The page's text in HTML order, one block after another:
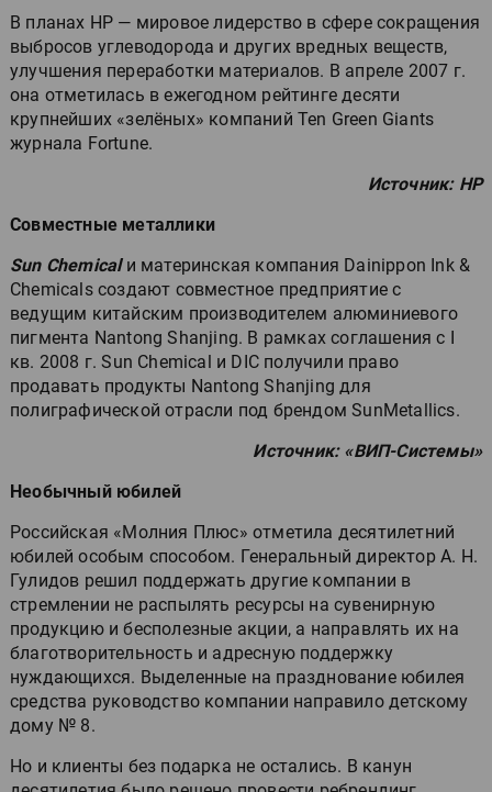
В планах HP — мировое лидерство в сфере сокращения
выбросов углеводорода и других вредных веществ,
улучшения переработки материалов. В апреле 2007 г.
она отметилась в ежегодном рейтинге десяти
крупнейших «зелёных» компаний Ten Green Giants
журнала Fortune.
Источник: HP
Совместные металлики
Sun Chemicalи материнская компания Dainippon Ink &
Chemicals создают совместное предприятие с
ведущим китайским производителем алюминиевого
пигмента Nantong Shanjing. В рамках соглашения с I
кв. 2008 г. Sun Chemical и DIC получили право
продавать продукты Nantong Shanjing для
полиграфической отрасли под брендом SunMetallics.
Источник: «ВИП-Системы»
Необычный юбилей
Российская «Молния Плюс» отметила десятилетний
юбилей особым способом. Генеральный директор А. Н.
Гулидов решил поддержать другие компании в
стремлении не распылять ресурсы на сувенирную
продукцию и бесполезные акции, а направлять их на
благотворительность и адресную поддержку
нуждающихся. Выделенные на празднование юбилея
средства руководство компании направило детскому
дому № 8.
Но и клиенты без подарка не остались. В канун